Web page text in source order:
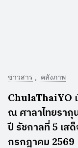
ข่าวสาร คลังภาพ
ChulaThaiYO
ณ ศาลาไทยรากุ
ปี รัชกาลที่ 5 เส
กรกฎาคม 2569